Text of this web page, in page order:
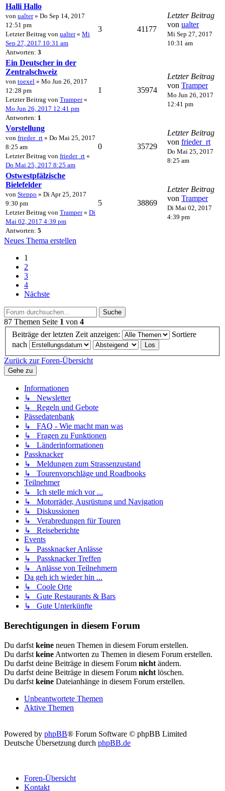
Halli Hallo
von ualter» Do Sep 14, 2017
12:51 pm
Letzter Beitrag von ualter« Mi
Sep 27, 2017 10:31 am
Antworten: 3
3 41177
Letzter Beitrag
von ualter
Mi Sep 27, 2017
10:31 am
Ein Deutscher in der
Zentralschweiz
von toexel » Mo Jun 26, 2017
12:28 pm
Letzter Beitrag von Tramper«
Mo Jun 26, 2017 12:41 pm
Antworten: 1
1 35974
Letzter Beitrag
von Tramper
Mo Jun 26, 2017
12:41 pm
Vorstellung
von frieder_rt » Do Mai 25, 2017
8:25 am
Letzter Beitrag von frieder_rt «
Do Mai 25, 2017 8:25 am
0 35729
Letzter Beitrag
von frieder_rt
Do Mai 25, 2017
8:25 am
Ostwestpfälzische
Bielefelder
von Steppo » Di Apr 25, 2017
9:30 pm
Letzter Beitrag von Tramper« Di
Mai 02, 2017 4:39 pm
Antworten: 5
5 38869
Letzter Beitrag
von Tramper
Di Mai 02, 2017
4:39 pm
Neues Thema erstellen
1
2
3
4
Nächste
Suche
87 Themen Seite 1 von 4
Beiträge der letzten Zeit anzeigen:
Sortiere
nach
Zurück zur Foren-Übersicht
Gehe zu
Informationen
↳ Newsletter
↳ Regeln und Gebote
Pässedatenbank
↳ FAQ - Wie macht man was
↳ Fragen zu Funktionen
↳ Länderinformationen
Passknacker
↳ Meldungen zum Strassenzustand
↳ Tourenvorschläge und Roadbooks
Teilnehmer
↳ Ich stelle mich vor ...
↳ Motorräder, Ausrüstung und Navigation
↳ Diskussionen
↳ Verabredungen für Touren
↳ Reiseberichte
Events
↳ Passknacker Anlässe
↳ Passknacker Treffen
↳ Anlässe von Teilnehmern
Da geh ich wieder hin ...
↳ Coole Orte
↳ Gute Restaurants & Bars
↳ Gute Unterkünfte
Berechtigungen in diesem Forum
Du darfst keine neuen Themen in diesem Forum erstellen.
Du darfst keine Antworten zu Themen in diesem Forum erstellen.
Du darfst deine Beiträge in diesem Forum nicht ändern.
Du darfst deine Beiträge in diesem Forum nicht löschen.
Du darfst keine Dateianhänge in diesem Forum erstellen.
Unbeantwortete Themen
Aktive Themen
Powered by phpBB® Forum Software © phpBB Limited
Deutsche Übersetzung durch phpBB.de
Foren-Übersicht
Kontakt